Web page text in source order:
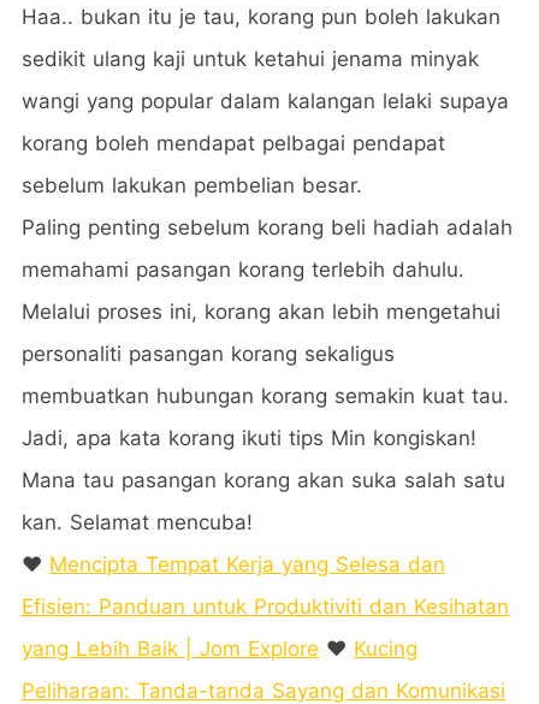
Haa.. bukan itu je tau, korang pun boleh lakukan
sedikit ulang kaji untuk ketahui jenama minyak
wangi yang popular dalam kalangan lelaki supaya
korang boleh mendapat pelbagai pendapat
sebelum lakukan pembelian besar.
Paling penting sebelum korang beli hadiah adalah
memahami pasangan korang terlebih dahulu.
Melalui proses ini, korang akan lebih mengetahui
personaliti pasangan korang sekaligus
membuatkan hubungan korang semakin kuat tau.
Jadi, apa kata korang ikuti tips Min kongiskan!
Mana tau pasangan korang akan suka salah satu
kan. Selamat mencuba!
❤️ Mencipta Tempat Kerja yang Selesa dan
Efisien: Panduan untuk Produktiviti dan Kesihatan
yang Lebih Baik | Jom Explore ❤️ Kucing
Peliharaan: Tanda-tanda Sayang dan Komunikasi